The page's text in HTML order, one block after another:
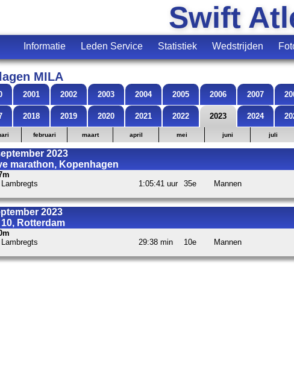
Swift
Informatie Leden Service Statistiek Wedstrijden
MILA
2001 2002 2003 2004 2005 2006 2007
2018 2019 2020 2021 2022 2023 2024
februari maart april mei juni juli
2023
marathon, Kopenhagen
1:05:41 uur 35e Mannen
2023
10, Rotterdam
29:38 min 10e Mannen